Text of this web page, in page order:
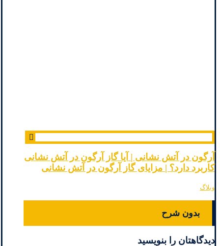
آرگون در آتش نشانی | آیا گاز آرگون در آتش نشانی
کاربرد دارد؟ | مزایای گاز آرگون در آتش نشانی
وبلاگ
بدون شرح
دیدگاهتان را بنویسید